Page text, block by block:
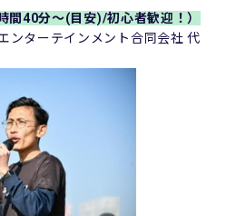
間40分～(目安)/初心者歓迎！）
ンターテインメント合同会社 代